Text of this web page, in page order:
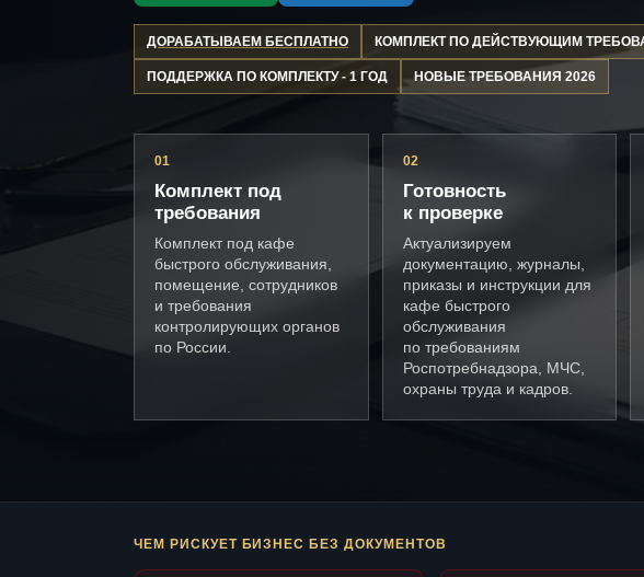
ДОРАБАТЫВАЕМ БЕСПЛАТНО КОМПЛЕКТ ПО ДЕЙСТВУЮЩИМ
ПОДДЕРЖКА ПО КОМПЛЕКТУ - 1 ГОД НОВЫЕ ТРЕБОВАНИЯ 2026
01
Комплект под
требования
Комплект под кафе
быстрого обслуживания,
помещение, сотрудников
и требования
контролирующих органов
по России.
02
Готовность
к проверке
Актуализируем
документацию, журналы,
приказы и инструкции для
кафе быстрого
обслуживания
по требованиям
Роспотребнадзора, МЧС,
охраны труда и кадров.
ЧЕМ РИСКУЕТ БИЗНЕС БЕЗ ДОКУМЕНТОВ